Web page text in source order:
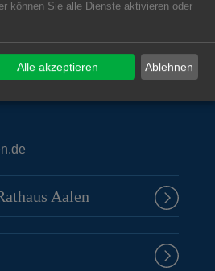
Aalen
können Sie alle Dienste aktivieren oder
Ablehnen
Alle akzeptieren